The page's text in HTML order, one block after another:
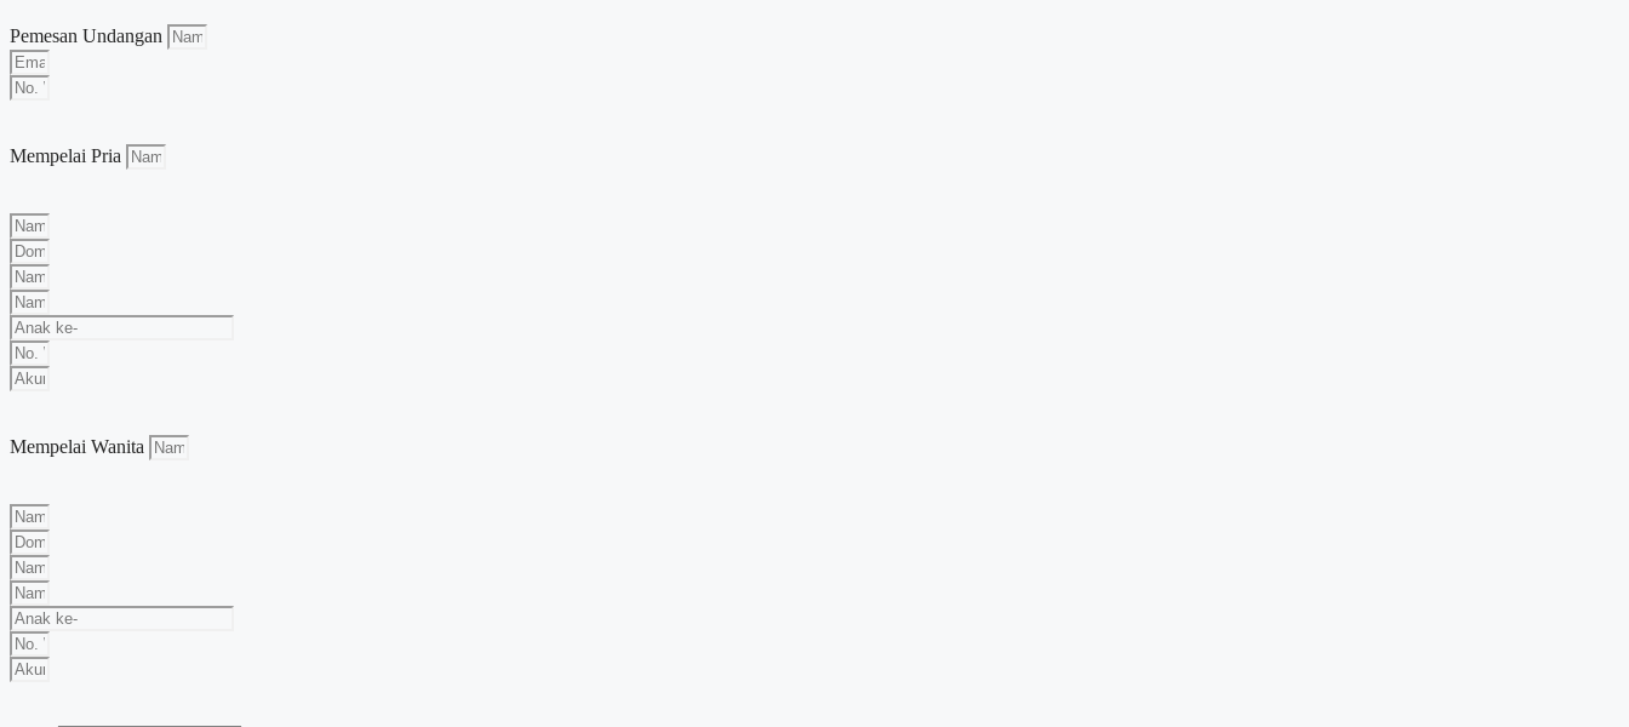
Pemesan Undangan
Mempelai Pria
Mempelai Wanita